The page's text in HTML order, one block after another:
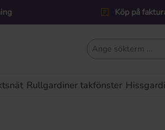
Köp på
Rullgardiner takfönster